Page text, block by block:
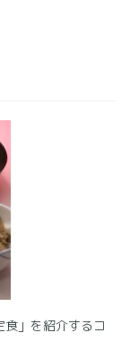
」を紹介するコ